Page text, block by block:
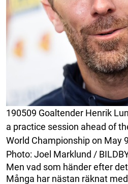
190509 Goaltender Henrik
a practice session ahead of
World Championship on May
Photo: Joel Marklund /
Men vad som händer efter
Många har nästan räknat